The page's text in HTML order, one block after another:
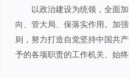
以政治建设为统领，全面
向、管大局、保落实作用。加
则，努力打造自觉坚持中国共
予的各项职责的工作机关、始